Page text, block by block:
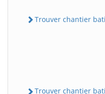
Trouver chantier
Trouver chantier